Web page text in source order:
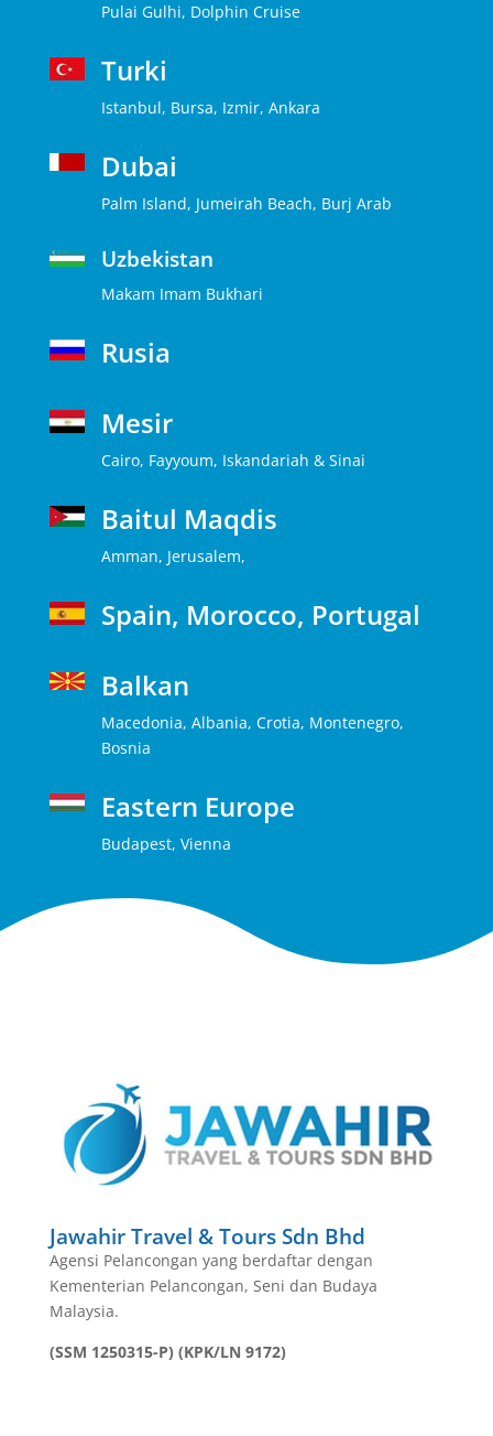
Pulai Gulhi, Dolphin Cruise
Turki
Istanbul, Bursa, Izmir, Ankara
Dubai
Palm Island, Jumeirah Beach, Burj Arab
Uzbekistan
Makam Imam Bukhari
Rusia
Mesir
Cairo, Fayyoum, Iskandariah & Sinai
Baitul Maqdis
Amman, Jerusalem,
Spain, Morocco, Portugal
Balkan
Macedonia, Albania, Crotia, Montenegro,
Bosnia
Eastern Europe
Budapest, Vienna
Jawahir Travel & Tours Sdn Bhd
Agensi Pelancongan yang berdaftar dengan
Kementerian Pelancongan, Seni dan Budaya
Malaysia.
(SSM 1250315-P) (KPK/LN 9172)